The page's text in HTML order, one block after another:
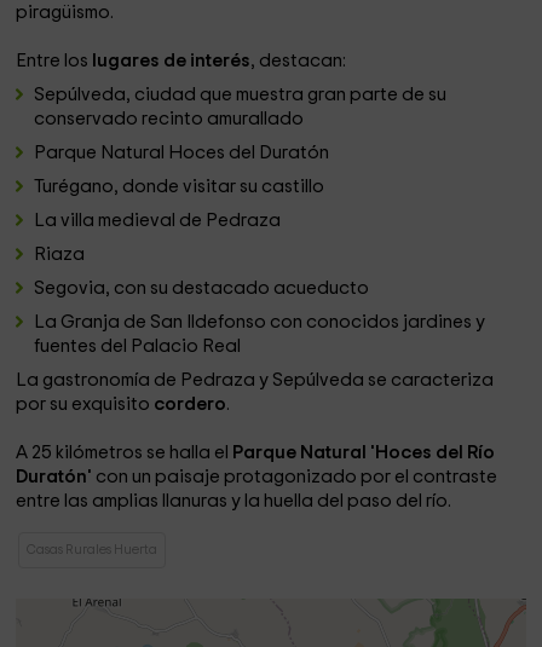
piragüismo.
Entre los lugares de interés, destacan:
Sepúlveda, ciudad que muestra gran parte de su
conservado recinto amurallado
Parque Natural Hoces del Duratón
Turégano, donde visitar su castillo
La villa medieval de Pedraza
Riaza
Segovia, con su destacado acueducto
La Granja de San Ildefonso con conocidos jardines y
fuentes del Palacio Real
La gastronomía de Pedraza y Sepúlveda se caracteriza
por su exquisito cordero.
A 25 kilómetros se halla el
Parque Natural 'Hoces del Río
Duratón' con un paisaje protagonizado por el contraste
entre las amplias llanuras y la huella del paso del río.
Casas Rurales Huerta